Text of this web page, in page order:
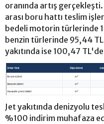
oranında artış
arası boru hattı teslim
bedeli motorin türlerinde
benzin türlerinde 95,44
yakıtında ise 100,47
Jet yakıtında denizyolu
%100 indirim muhafaza